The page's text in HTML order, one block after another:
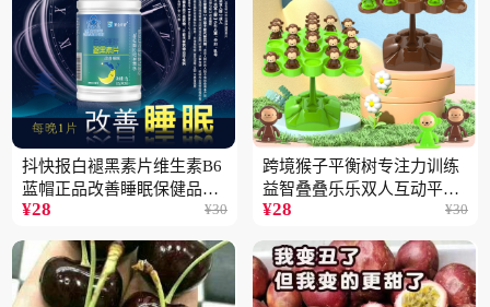
抖快报白褪黑素片维生素B6
蓝帽正品改善睡眠保健品现
货批发代发2瓶
¥28 ¥30
跨境猴子平衡树专注力训练
益智叠叠乐乐双人互动平衡
儿童玩具批发
¥28 ¥30